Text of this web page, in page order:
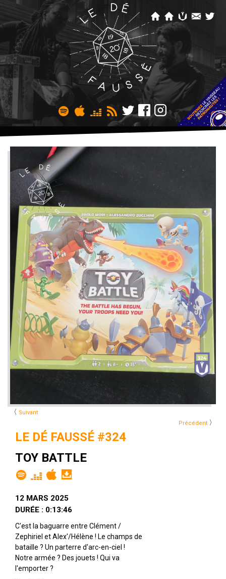
〈 Suivant
Précédent 〉
LE DÉ FAUSSÉ #324
TOY BATTLE
12 MARS 2025
DURÉE : 0:13:46
C'est la baguarre entre Clément /
Zephiriel et Alex'/Hélène ! Le champs de
bataille ? Un parterre d'arc-en-ciel !
Notre armée ? Des jouets ! Qui va
l'emporter ?